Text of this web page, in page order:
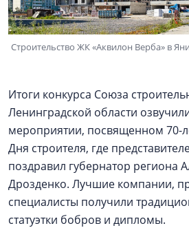
Строительство ЖК «Аквилон Верба» в
Итоги конкурса Союза
Ленинградской области
мероприятии, посвященном 70-
Дня строителя, где
поздравил губернатор региона
Дрозденко. Лучшие компании,
специалисты получили
статуэтки бобров и дипломы.